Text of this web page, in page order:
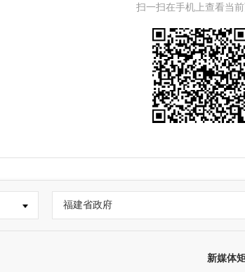
扫一扫在手机上查看当
福建省政府
新媒体